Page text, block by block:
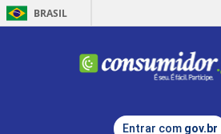
BRASIL
Entrar com gov.br